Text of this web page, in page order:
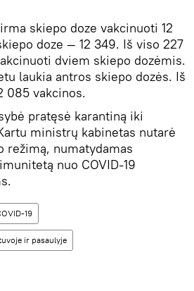
skiepo doze vakcinuoti 12
doze — 12 349. Iš viso 227
dviem skiepo dozėmis.
laukia antros skiepo dozės. Iš
085 vakcinos.
pratęsė karantiną iki
ministrų kabinetas nutarė
režimą, numatydamas
nuo COVID-19
19
ir pasaulyje